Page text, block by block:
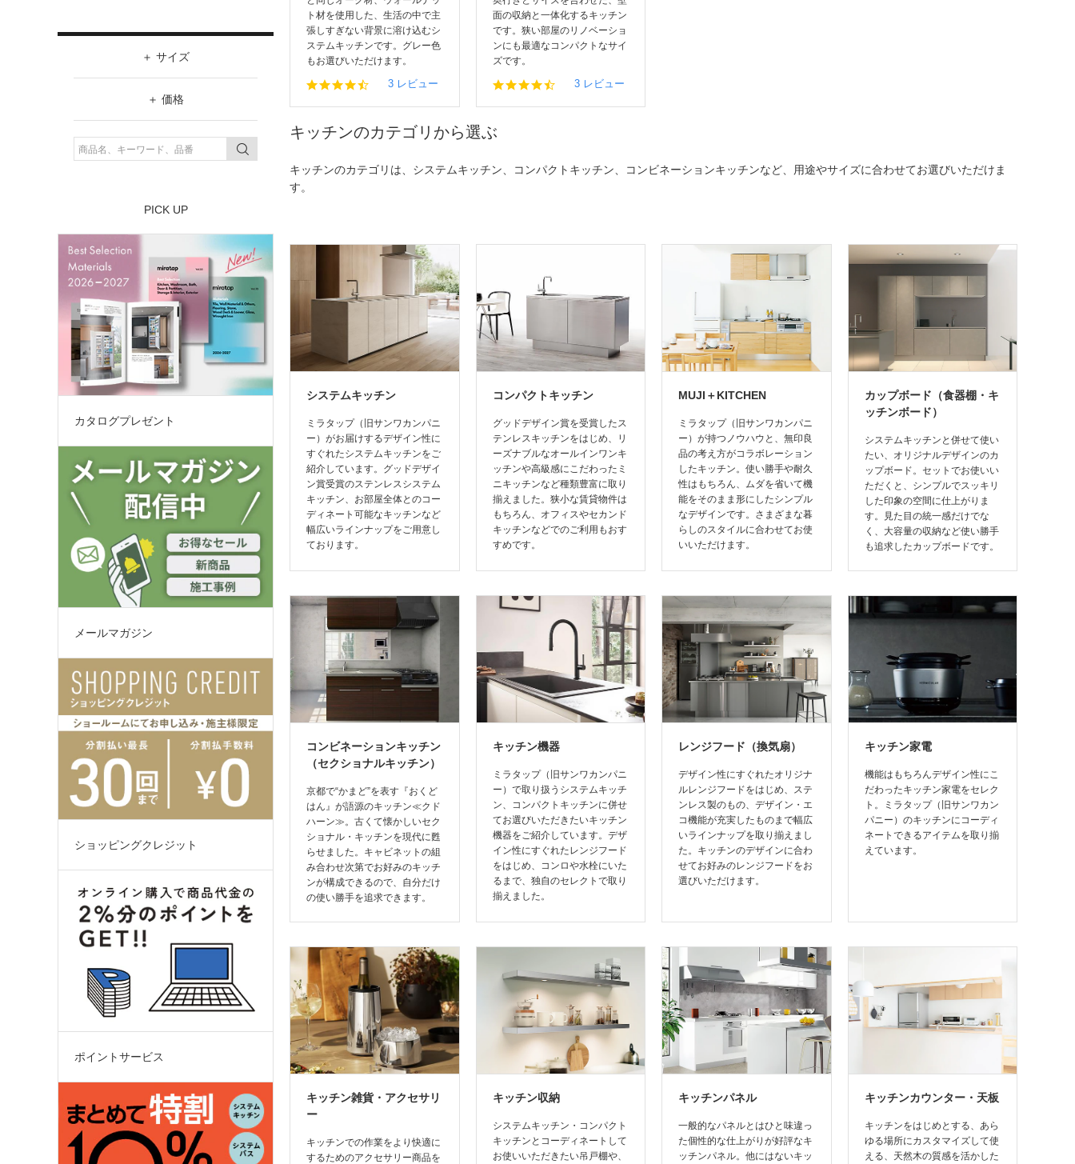
ト材を使用した、生活の中で主
張しすぎない背景に溶け込むシ
ステムキッチンです。グレー色
もお選びいただけます。
4.
s
a
r
3 レビュー
面の収納と一体化するキッチン
です。狭い部屋のリノベーショ
ンにも最適なコンパクトなサイ
ズです。
4.
s
r
3 レビュー
キッチンのカテゴリから選ぶ
キッチンのカテゴリは、システムキッチン、コンパクトキッチン、コンビネーションキッチンなど、用途やサイズに合わせてお選びいただけま
す。
システムキッチン
ミラタップ（旧サンワカンパニ
ー）がお届けするデザイン性に
すぐれたシステムキッチンをご
紹介しています。グッドデザイ
ン賞受賞のステンレスシステム
キッチン、お部屋全体とのコー
ディネート可能なキッチンなど
幅広いラインナップをご用意し
ております。
コンパクトキッチン
グッドデザイン賞を受賞したス
テンレスキッチンをはじめ、リ
ーズナブルなオールインワンキ
ッチンや高級感にこだわったミ
ニキッチンなど種類豊富に取り
揃えました。狭小な賃貸物件は
もちろん、オフィスやセカンド
キッチンなどでのご利用もおす
すめです。
MUJI＋KITCHEN
ミラタップ（旧サンワカンパニ
ー）が持つノウハウと、無印良
品の考え方がコラボレーション
したキッチン。使い勝手や耐久
性はもちろん、ムダを省いて機
能をそのまま形にしたシンプル
なデザインです。さまざまな暮
らしのスタイルに合わせてお使
いいただけます。
カップボード（食器棚・キ
ッチンボード）
システムキッチンと併せて使い
たい、オリジナルデザインのカ
ップボード。セットでお使いい
ただくと、シンプルでスッキリ
した印象の空間に仕上がりま
す。見た目の統一感だけでな
く、大容量の収納など使い勝手
も追求したカップボードです。
コンビネーションキッチン
（セクショナルキッチン）
京都で“かまど”を表す『おくど
はん』が語源のキッチン≪クド
ハーン≫。古くて懐かしいセク
ショナル・キッチンを現代に甦
らせました。キャビネットの組
み合わせ次第でお好みのキッチ
ンが構成できるので、自分だけ
の使い勝手を追求できます。
キッチン機器
ミラタップ（旧サンワカンパニ
ー）で取り扱うシステムキッチ
ン、コンパクトキッチンに併せ
てお選びいただきたいキッチン
機器をご紹介しています。デザ
イン性にすぐれたレンジフード
をはじめ、コンロや水栓にいた
るまで、独自のセレクトで取り
揃えました。
レンジフード（換気扇）
デザイン性にすぐれたオリジナ
ルレンジフードをはじめ、ステ
ンレス製のもの、デザイン・エ
コ機能が充実したものまで幅広
いラインナップを取り揃えまし
た。キッチンのデザインに合わ
せてお好みのレンジフードをお
選びいただけます。
キッチン家電
機能はもちろんデザイン性にこ
だわったキッチン家電をセレク
ト。ミラタップ（旧サンワカン
パニー）のキッチンにコーディ
ネートできるアイテムを取り揃
えています。
キッチン雑貨・アクセサリ
ー
キッチンでの作業をより快適に
するためのアクセサリー商品を
キッチン収納
システムキッチン・コンパクト
キッチンとコーディネートして
お使いいただきたい吊戸棚や、
キッチンパネル
一般的なパネルとはひと味違っ
た個性的な仕上がりが好評なキ
ッチンパネル。他にはないキッ
キッチンカウンター・天板
キッチンをはじめとする、あら
ゆる場所にカスタマイズして使
える、天然木の質感を活かした
サイズ
～
H（高さ）
価格
¥19,801～¥29,800
～
PICK UP
カタログプレゼント
メールマガジン
ショッピングクレジット
ポイントサービス